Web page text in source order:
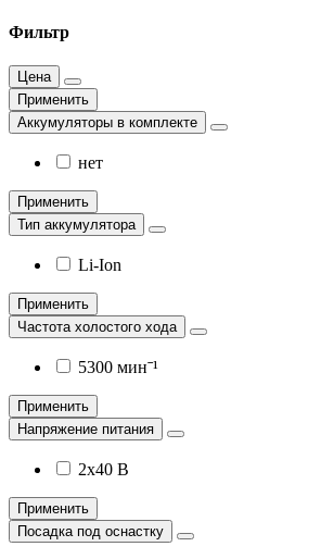
Фильтр
Цена
Применить
Аккумуляторы в комплекте
нет
Применить
Тип аккумулятора
Li-Ion
Применить
Частота холостого хода
5300 минˉ¹
Применить
Напряжение питания
2х40 В
Применить
Посадка под оснастку